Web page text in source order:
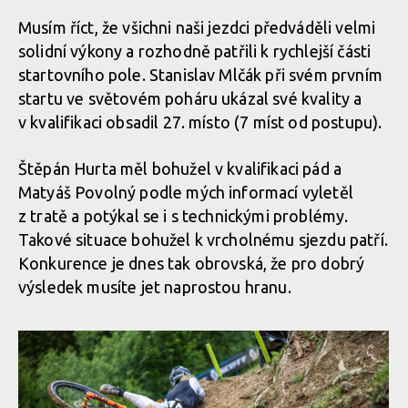
Textem i obrazem: Vojta Hanák přiblíží Světový pohár
v rakouském Leogangu
Textem i obrazem: Vojta Hanák přiblíží Světový pohár
v rakouském Leogangu
Textem i obrazem: Vojta Hanák přiblíží Světový pohár
v rakouském Leogangu
Textem i obrazem: Vojta Hanák přiblíží Světový pohár
v rakouském Leogangu
Textem i obrazem: Vojta Hanák přiblíží Světový pohár
v rakouském Leogangu
Textem i obrazem: Vojta Hanák přiblíží Světový pohár
v rakouském Leogangu
Textem i obrazem: Vojta Hanák přiblíží Světový pohár
v rakouském Leogangu
Musím říct, že všichni naši jezdci předváděli velmi
solidní výkony a rozhodně patřili k rychlejší části
startovního pole. Stanislav Mlčák při svém prvním
startu ve světovém poháru ukázal své kvality a
v kvalifikaci obsadil 27. místo (7 míst od postupu).
Štěpán Hurta měl bohužel v kvalifikaci pád a
Matyáš Povolný podle mých informací vyletěl
z tratě a potýkal se i s technickými problémy.
Takové situace bohužel k vrcholnému sjezdu patří.
Konkurence je dnes tak obrovská, že pro dobrý
výsledek musíte jet naprostou hranu.